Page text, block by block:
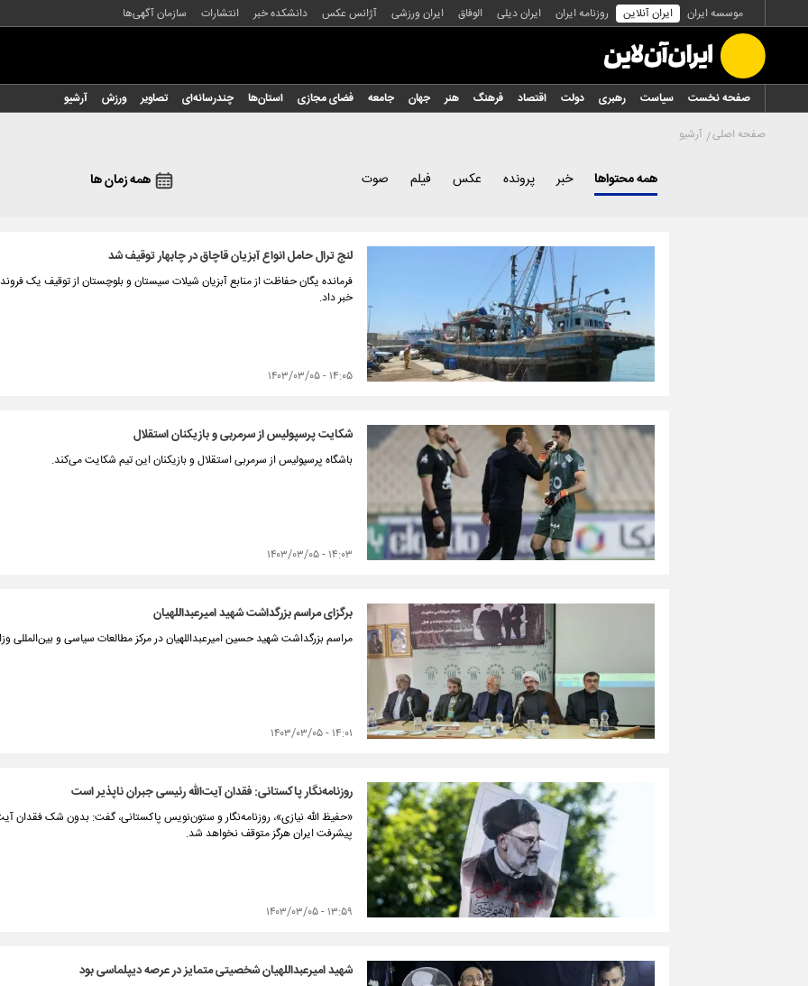
موسسه ایران ایران آنلاین روزنامه ایران ایران دیلی الوفاق ایران ورزشی آژانس عکس دانشکده خبر انتشارات سازمان آگهی‌ها
صفحه نخست سیاست رهبری دولت اقتصاد فرهنگ هنر جهان جامعه فضای مجازی استان‌ها چندرسانه‌ای تصاویر ورزش
آرشیو
صفحه اصلی آرشیو
همه محتواها خبر پرونده عکس فیلم صوت همه زمان ها
لنج ترال حامل انواع آبزیان قاچاق در چابهار توقیف شد
فرمانده یگان حفاظت از منابع آبزیان شیلات سیستان و بلوچستان از توقیف یک
خبر داد.
۱۴:۰۵ - ۱۴۰۳/۰۳/۰۵
شکایت پرسپولیس از سرمربی و بازیکنان استقلال
باشگاه پرسپولیس از سرمربی استقلال و بازیکنان این تیم شکایت می‌کند.
۱۴:۰۳ - ۱۴۰۳/۰۳/۰۵
برگزای مراسم بزرگداشت شهید امیرعبداللهیان
مراسم بزرگداشت شهید حسین امیرعبداللهیان در مرکز مطالعات سیاسی و بین‌المللی
۱۴:۰۱ - ۱۴۰۳/۰۳/۰۵
روزنامه‌نگار پاکستانی: فقدان آیت‌الله رئیسی جبران ناپذیر است
«حفیظ الله نیازی»، روزنامه‌نگار و ستون‌نویس پاکستانی، گفت: بدون شک فقدان
پیشرفت ایران هرگز متوقف نخواهد شد.
۱۳:۵۹ - ۱۴۰۳/۰۳/۰۵
شهید امیرعبداللهیان شخصیتی متمایز در عرصه دیپلماسی بود